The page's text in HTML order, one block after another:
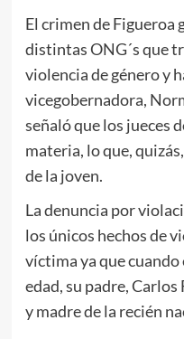
El crimen de Figueroa
distintas ONG´s que
violencia de género y
vicegobernadora,
señaló que los jueces
materia, lo que,
de la joven.
La denuncia por
los únicos hechos de
víctima ya que cuando
edad, su padre,
y madre de la recién